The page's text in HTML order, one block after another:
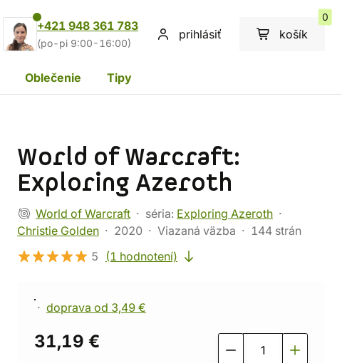
+421 948 361 783
(po-pi 9:00-16:00)
prihlásiť košík
0
Oblečenie Tipy
World of Warcraft:
Exploring Azeroth
World of Warcraft séria: Exploring Azeroth
Christie Golden
2020 Viazaná väzba
144 strán
5
(1 hodnotení)
doprava od 3,49 €
31,19 €